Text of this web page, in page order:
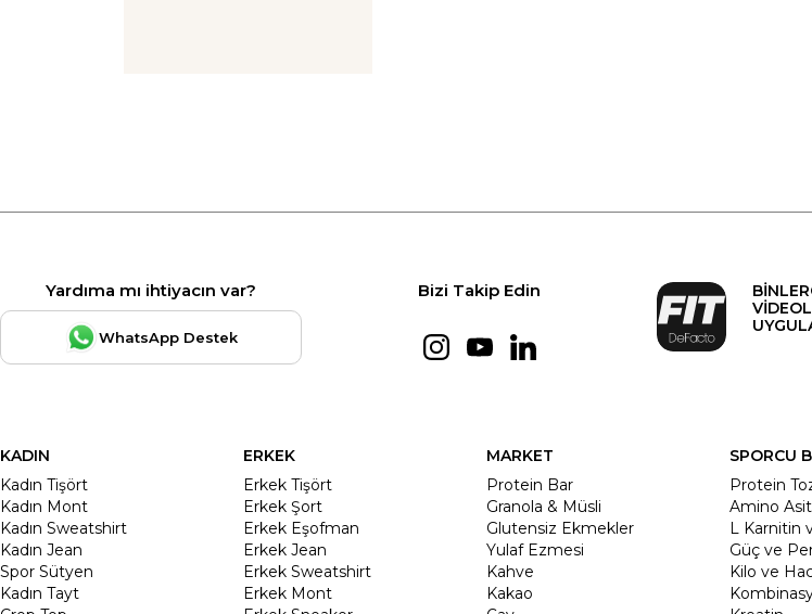
Yardıma mı ihtiyacın var?
WhatsApp Destek
Bizi Takip Edin
KADIN
Kadın Tişört
Kadın Mont
Kadın Sweatshirt
Kadın Jean
Spor Sütyen
Kadın Tayt
ERKEK
Erkek Tişört
Erkek Şort
Erkek Eşofman
Erkek Jean
Erkek Sweatshirt
Erkek Mont
MARKET
Protein Bar
Granola & Müsli
Glutensiz Ekmekler
Yulaf Ezmesi
Kahve
Kakao
SPORCU
Protein
Amino
L Karnitin
Güç ve
Kilo ve